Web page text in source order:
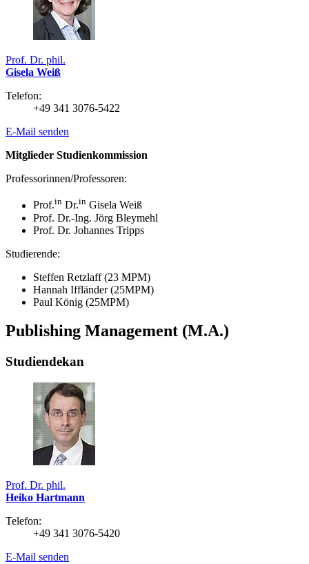
Prof. Dr. phil.
Gisela Weiß
Telefon:
+49 341 3076-5422
E-Mail senden
Mitglieder Studienkommission
Professorinnen/Professoren:
Prof.in Dr.in Gisela Weiß
Prof. Dr.-Ing. Jörg Bleymehl
Prof. Dr. Johannes Tripps
Studierende:
Steffen Retzlaff (23 MPM)
Hannah Iffländer (25MPM)
Paul König (25MPM)
Publishing Management (M.A.)
Studiendekan
Prof. Dr. phil.
Heiko Hartmann
Telefon:
+49 341 3076-5420
E-Mail senden